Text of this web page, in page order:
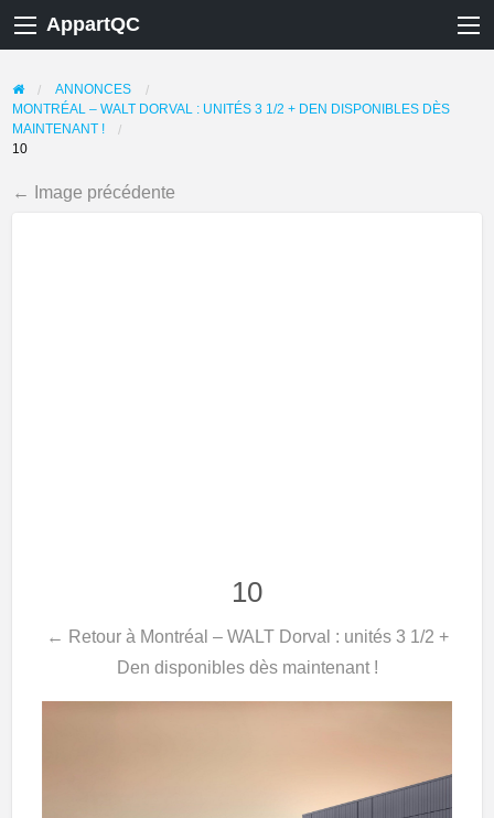
AppartQC
ANNONCES
MONTRÉAL – WALT DORVAL : UNITÉS 3 1/2 + DEN DISPONIBLES DÈS
MAINTENANT !
10
← Image précédente
10
← Retour à Montréal – WALT Dorval : unités 3 1/2 +
Den disponibles dès maintenant !